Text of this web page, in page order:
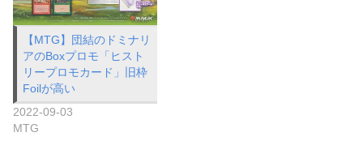
【MTG】団結のドミナリ
アのBoxプロモ「ヒスト
リープロモカード」旧枠
Foilが高い
2022-09-03
MTG